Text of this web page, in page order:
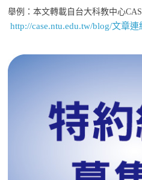
舉例：本文轉載自台大科教中心
http://case.ntu.edu.tw/blog/文章連